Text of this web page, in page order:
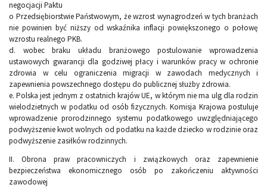
negocjacji Paktu
o Przedsiębiorstwie Państwowym, że wzrost wynagrodzeń w tych branżach
nie powinien być niższy od wskaźnika inflacji powiększonego o połowę
wzrostu realnego PKB.
d. wobec braku układu branżowego postulowanie wprowadzenia
ustawowych gwarancji dla godziwej płacy i warunków pracy w ochronie
zdrowia w celu ograniczenia migracji w zawodach medycznych i
zapewnienia powszechnego dostępu do publicznej służby zdrowia.
e. Polska jest jednym z ostatnich krajów UE, w którym nie ma ulg dla rodzin
wielodzietnych w podatku od osób fizycznych. Komisja Krajowa postuluje
wprowadzenie prorodzinnego systemu podatkowego uwzględniającego
podwyższenie kwot wolnych od podatku na każde dziecko w rodzinie oraz
podwyższenie zasiłków rodzinnych.
II. Obrona praw pracowniczych i związkowych oraz zapewnienie
bezpieczeństwa ekonomicznego osób po zakończeniu aktywności
zawodowej